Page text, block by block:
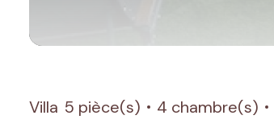
Villa 5 pièce(s) 4 chambre(s)